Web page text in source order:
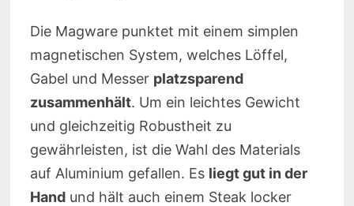
Die Magware punktet mit einem simplen
magnetischen System, welches Löffel,
Gabel und Messer platzsparend
zusammenhält. Um ein leichtes Gewicht
und gleichzeitig Robustheit zu
gewährleisten, ist die Wahl des Materials
auf Aluminium gefallen. Es liegt gut in der
Handund hält auch einem Steak locker